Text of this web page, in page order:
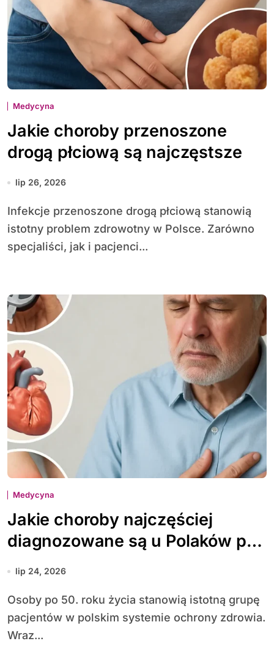
Medycyna
Jakie choroby przenoszone
drogą płciową są najczęstsze
lip 26, 2026
Infekcje przenoszone drogą płciową stanowią
istotny problem zdrowotny w Polsce. Zarówno
specjaliści, jak i pacjenci...
Medycyna
Jakie choroby najczęściej
diagnozowane są u Polaków po
50. roku życia
lip 24, 2026
Osoby po 50. roku życia stanowią istotną grupę
pacjentów w polskim systemie ochrony zdrowia.
Wraz...